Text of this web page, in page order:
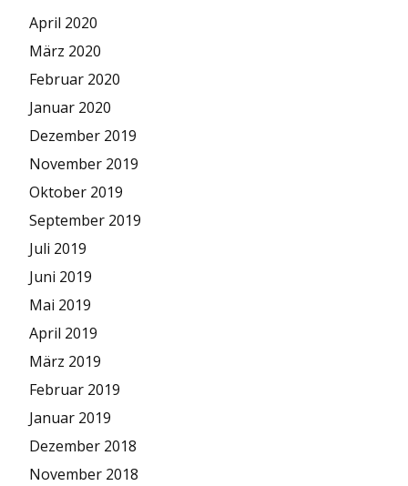
April 2020
März 2020
Februar 2020
Januar 2020
Dezember 2019
November 2019
Oktober 2019
September 2019
Juli 2019
Juni 2019
Mai 2019
April 2019
März 2019
Februar 2019
Januar 2019
Dezember 2018
November 2018